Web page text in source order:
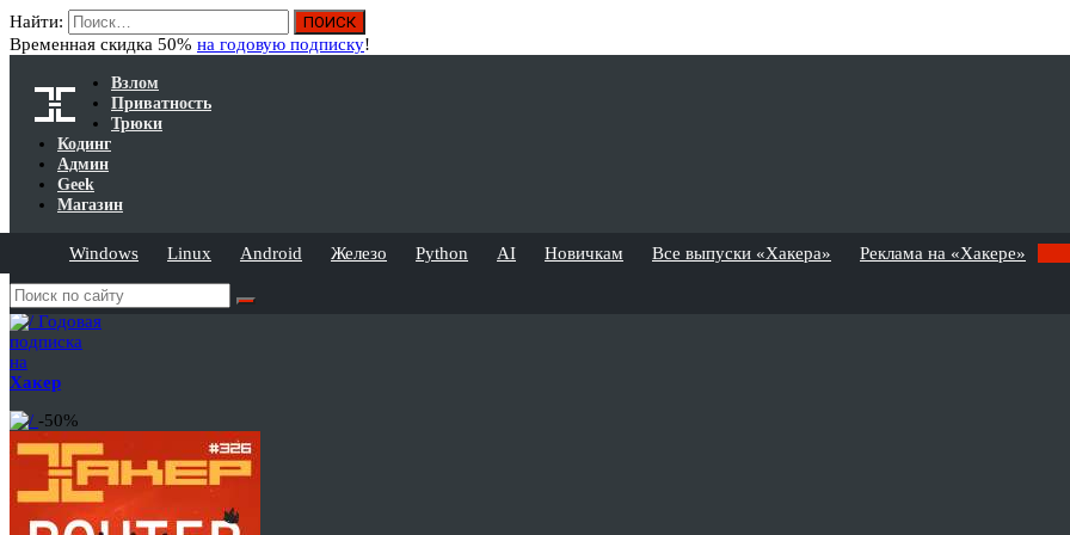
Найти:
Временная скидка 50% на годовую подписку!
Взлом
Приватность
Трюки
Кодинг
Админ
Geek
Магазин
Windows Linux Android Железо Python AI Новичкам Все выпуски «Хакера» Реклама на «Хакере»
Годовая
подписка
на
Хакер
-50%